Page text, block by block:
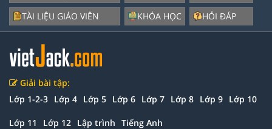
TÀI LIỆU GIÁO VIÊN
KHÓA HỌC
HỎI ĐÁP
Giải bài tập:
Lớp 1-2-3 Lớp 4 Lớp 5 Lớp 6 Lớp 7 Lớp 8 Lớp 9 Lớp 10
Lớp 11 Lớp 12 Lập trình Tiếng Anh